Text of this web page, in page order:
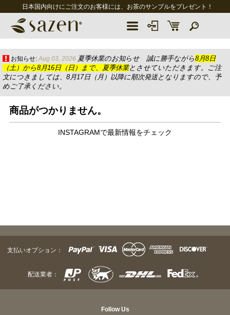
日本国内向けにご注文のお客様には、お茶のサンプルをプレゼント！
お知らせ: Aug 03, 2026 夏季休業のお知らせ 誠に勝手ながら8月8日
（土）から8月16日（日）まで、夏季休業とさせていただきます。ご注
文につきましては、8月17日（月）以降に順次発送となりますので、予
めご了承ください。
商品がつかりません。
INSTAGRAMで最新情報をチェック
支払いオプション：
配送業者：
Follow Us